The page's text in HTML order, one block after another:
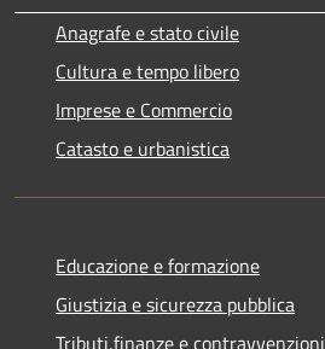
Anagrafe e stato civile
Cultura e tempo libero
Imprese e Commercio
Catasto e urbanistica
Educazione e formazione
Giustizia e sicurezza pubblica
Tributi,finanze e contravvenzioni